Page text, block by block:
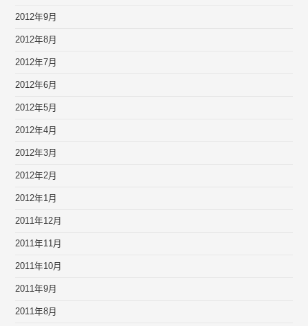
2012年9月
2012年8月
2012年7月
2012年6月
2012年5月
2012年4月
2012年3月
2012年2月
2012年1月
2011年12月
2011年11月
2011年10月
2011年9月
2011年8月